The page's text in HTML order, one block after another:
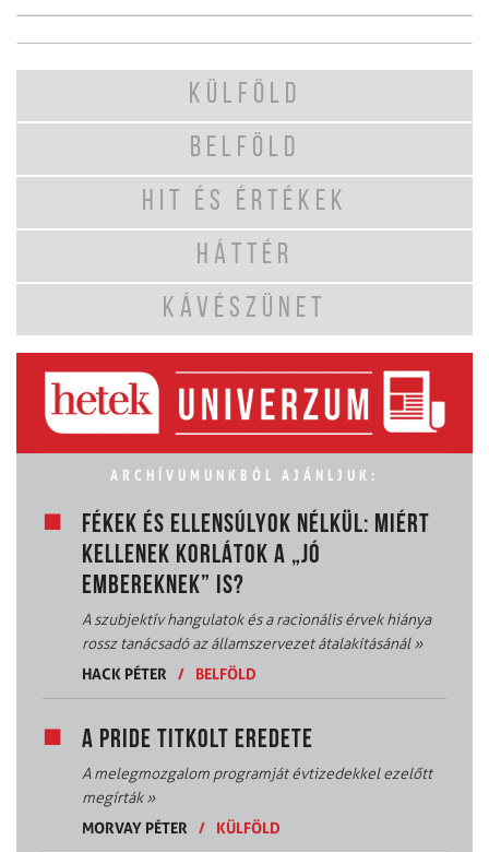
KÜLFÖLD
BELFÖLD
HIT ÉS ÉRTÉKEK
HÁTTÉR
KÁVÉSZÜNET
ARCHÍVUMUNKBÓL AJÁNLJUK:
FÉKEK ÉS ELLENSÚLYOK NÉLKÜL: MIÉRT
KELLENEK KORLÁTOK A „JÓ
EMBEREKNEK” IS?
A szubjektív hangulatok és a racionális érvek hiánya
rossz tanácsadó az államszervezet átalakításánál»
HACK PÉTER
/ BELFÖLD
A PRIDE TITKOLT EREDETE
A melegmozgalom programját évtizedekkel ezelőtt
megírták»
MORVAY PÉTER
/ KÜLFÖLD